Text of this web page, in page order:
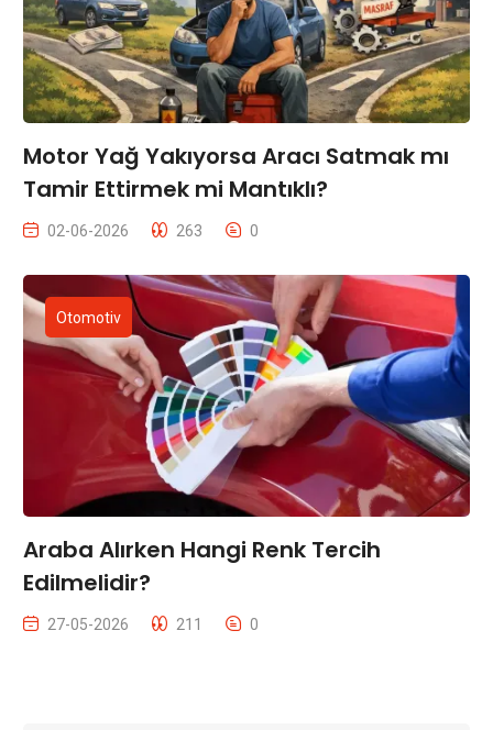
Motor Yağ Yakıyorsa Aracı Satmak mı
Tamir Ettirmek mi Mantıklı?
02-06-2026 263 0
Otomotiv
Araba Alırken Hangi Renk Tercih
Edilmelidir?
27-05-2026 211 0